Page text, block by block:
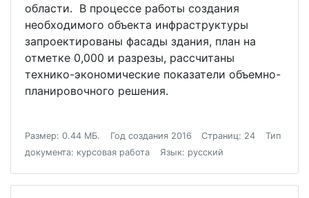
области. В процессе работы создания
необходимого объекта инфраструктуры
запроектированы фасады здания, план на
отметке 0,000 и разрезы, рассчитаны
технико-экономические показатели объемно-
планировочного решения.
Размер: 0.44 МБ. Год создания 2016 Страниц: 24
Тип
документа: курсовая работа
Язык: русский